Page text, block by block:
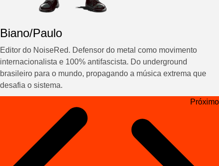
Biano/Paulo
Editor do NoiseRed. Defensor do metal como movimento
internacionalista e 100% antifascista. Do underground
brasileiro para o mundo, propagando a música extrema que
desafia o sistema.
Navegação
Próximo